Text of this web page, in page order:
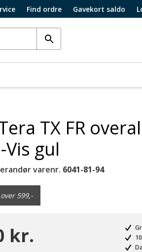
Find ordre Gavekort saldo
TX FR
gul
varenr. 6041-81-94
599,-
kr.